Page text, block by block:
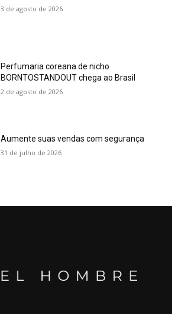
3 de agosto de 2026
Perfumaria coreana de nicho
BORNTOSTANDOUT chega ao Brasil
2 de agosto de 2026
Aumente suas vendas com segurança
31 de julho de 2026